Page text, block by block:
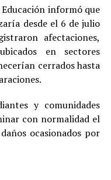
informó que
desde el 6 de julio
afectaciones,
en sectores
cerrados hasta
y comunidades
con normalidad el
ocasionados por